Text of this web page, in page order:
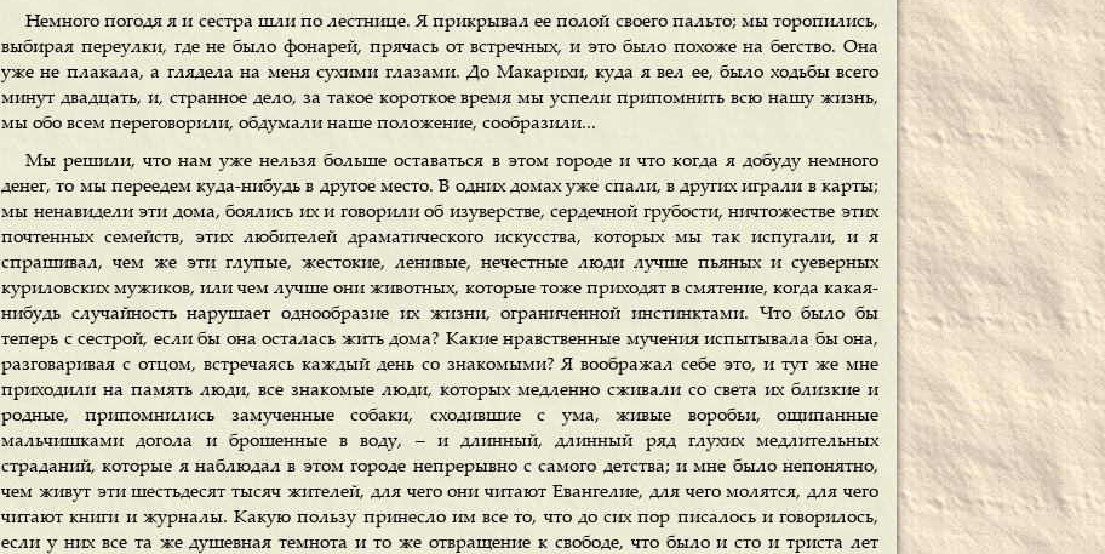
Немного погодя я и сестра шли по лестнице. Я прикрывал ее полой своего пальто; мы торопились,
выбирая переулки, где не было фонарей, прячась от встречных, и это было похоже на бегство. Она
уже не плакала, а глядела на меня сухими глазами. До Макарихи, куда я вел ее, было ходьбы всего
минут двадцать, и, странное дело, за такое короткое время мы успели припомнить всю нашу жизнь,
мы обо всем переговорили, обдумали наше положение, сообразили...
Мы решили, что нам уже нельзя больше оставаться в этом городе и что когда я добуду немного
денег, то мы переедем куда-нибудь в другое место. В одних домах уже спали, в других играли в карты;
мы ненавидели эти дома, боялись их и говорили об изуверстве, сердечной грубости, ничтожестве этих
почтенных семейств, этих любителей драматического искусства, которых мы так испугали, и я
спрашивал, чем же эти глупые, жестокие, ленивые, нечестные люди лучше пьяных и суеверных
куриловских мужиков, или чем лучше они животных, которые тоже приходят в смятение, когда какая-
нибудь случайность нарушает однообразие их жизни, ограниченной инстинктами. Что было бы
теперь с сестрой, если бы она осталась жить дома? Какие нравственные мучения испытывала бы она,
разговаривая с отцом, встречаясь каждый день со знакомыми? Я воображал себе это, и тут же мне
приходили на память люди, все знакомые люди, которых медленно сживали со света их близкие и
родные, припомнились замученные собаки, сходившие с ума, живые воробьи, ощипанные
мальчишками догола и брошенные в воду, – и длинный, длинный ряд глухих медлительных
страданий, которые я наблюдал в этом городе непрерывно с самого детства; и мне было непонятно,
чем живут эти шестьдесят тысяч жителей, для чего они читают Евангелие, для чего молятся, для чего
читают книги и журналы. Какую пользу принесло им все то, что до сих пор писалось и говорилось,
если у них все та же душевная темнота и то же отвращение к свободе, что было и сто и триста лет